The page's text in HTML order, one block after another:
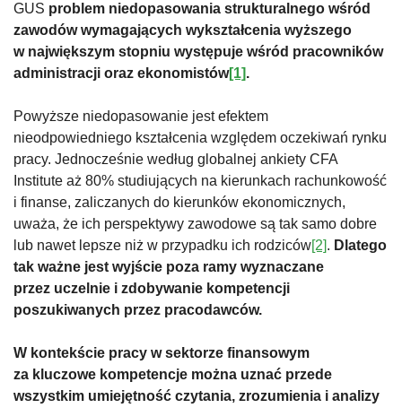
GUS problem niedopasowania strukturalnego wśród
zawodów wymagających wykształcenia wyższego
w największym stopniu występuje wśród pracowników
administracji oraz ekonomistów[1].
Powyższe niedopasowanie jest efektem
nieodpowiedniego kształcenia względem oczekiwań rynku
pracy. Jednocześnie według globalnej ankiety CFA
Institute aż 80% studiujących na kierunkach rachunkowość
i finanse, zaliczanych do kierunków ekonomicznych,
uważa, że ich perspektywy zawodowe są tak samo dobre
lub nawet lepsze niż w przypadku ich rodziców[2]. Dlatego
tak ważne jest wyjście poza ramy wyznaczane
przez uczelnie i zdobywanie kompetencji
poszukiwanych przez pracodawców.
W kontekście pracy w sektorze finansowym
za kluczowe kompetencje można uznać przede
wszystkim umiejętność czytania, zrozumienia i analizy